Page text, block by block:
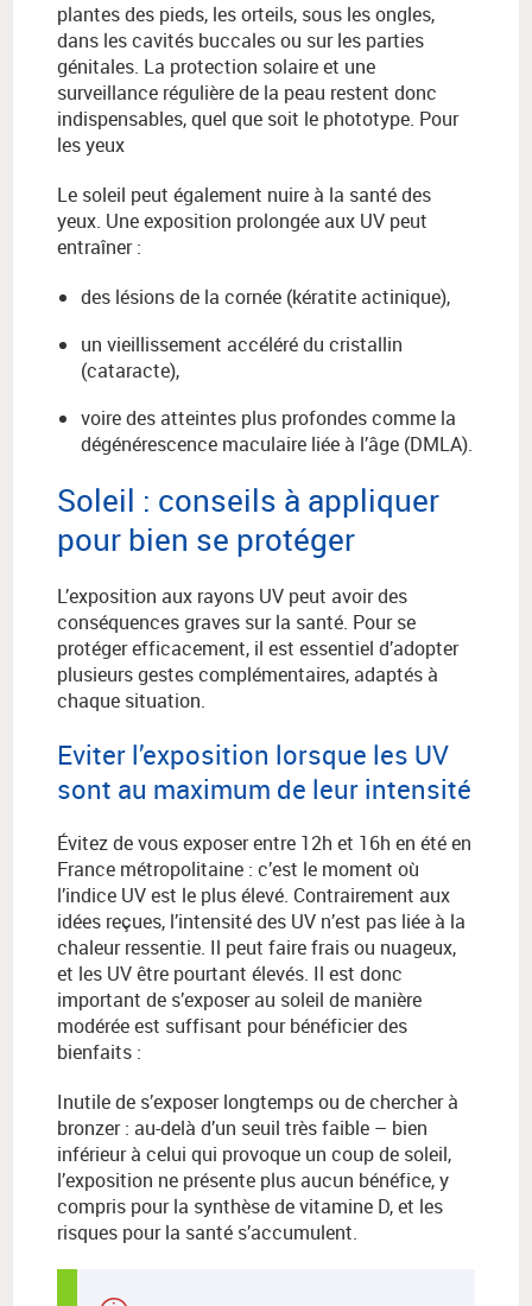
plantes des pieds, les orteils, sous les ongles,
dans les cavités buccales ou sur les parties
génitales. La protection solaire et une
surveillance régulière de la peau restent donc
indispensables, quel que soit le phototype. Pour
les yeux
Le soleil peut également nuire à la santé des
yeux. Une exposition prolongée aux UV peut
entraîner :
des lésions de la cornée (kératite actinique),
un vieillissement accéléré du cristallin
(cataracte),
voire des atteintes plus profondes comme la
dégénérescence maculaire liée à l’âge (DMLA).
Soleil : conseils à appliquer
pour bien se protéger
L’exposition aux rayons UV peut avoir des
conséquences graves sur la santé. Pour se
protéger efficacement, il est essentiel d’adopter
plusieurs gestes complémentaires, adaptés à
chaque situation.
Eviter l’exposition lorsque les UV
sont au maximum de leur intensité
Évitez de vous exposer entre 12h et 16h en été en
France métropolitaine : c’est le moment où
l’indice UV est le plus élevé. Contrairement aux
idées reçues, l’intensité des UV n’est pas liée à la
chaleur ressentie. Il peut faire frais ou nuageux,
et les UV être pourtant élevés. Il est donc
important de s’exposer au soleil de manière
modérée est suffisant pour bénéficier des
bienfaits :
Inutile de s’exposer longtemps ou de chercher à
bronzer : au-delà d’un seuil très faible – bien
inférieur à celui qui provoque un coup de soleil,
l’exposition ne présente plus aucun bénéfice, y
compris pour la synthèse de vitamine D, et les
risques pour la santé s’accumulent.